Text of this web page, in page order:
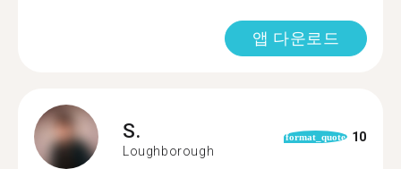
앱 다운로드
S.
Loughborough
format_quote 10